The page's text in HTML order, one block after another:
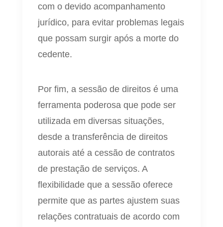
com o devido acompanhamento
jurídico, para evitar problemas legais
que possam surgir após a morte do
cedente.
Por fim, a sessão de direitos é uma
ferramenta poderosa que pode ser
utilizada em diversas situações,
desde a transferência de direitos
autorais até a cessão de contratos
de prestação de serviços. A
flexibilidade que a sessão oferece
permite que as partes ajustem suas
relações contratuais de acordo com